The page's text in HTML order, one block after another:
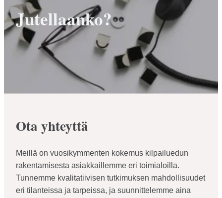
Jutellaanko?
Ota yhteyttä
Meillä on vuosikymmenten kokemus kilpailuedun
rakentamisesta asiakkaillemme eri toimialoilla.
Tunnemme kvalitatiivisen tutkimuksen mahdollisuudet
eri tilanteissa ja tarpeissa, ja suunnittelemme aina